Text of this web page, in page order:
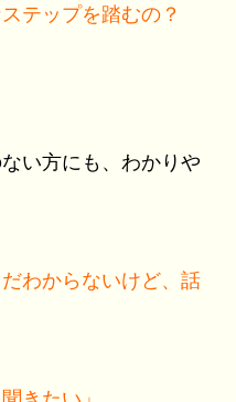
テップを踏むの？
い方にも、わかりや
わからないけど、話